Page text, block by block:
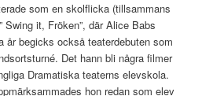
som en skolflicka (tillsammans
Swing it, Fröken”, där Alice Babs
år begicks också teaterdebuten som
Det hann bli några filmer
Dramatiska teaterns elevskola.
hon redan som elev